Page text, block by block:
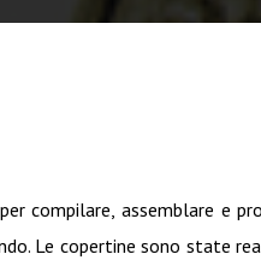
compilare, assemblare e
Le copertine sono state